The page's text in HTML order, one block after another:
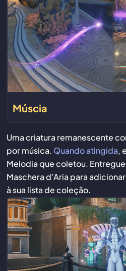
Múscia
Uma criatura remanescente
por música. Quando atingida,
Melodia que coletou.
Maschera d’Aria para
à sua lista de coleção.